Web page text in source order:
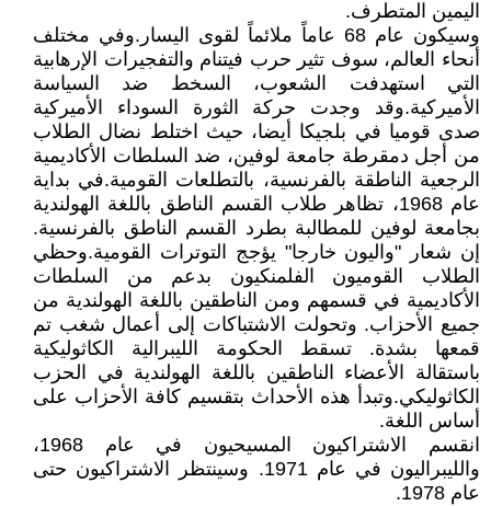
اليمين المتطرف.
وسيكون عام 68 عاماً ملائماً لقوى اليسار.وفي مختلف
أنحاء العالم، سوف تثير حرب فيتنام والتفجيرات الإرهابية
التي استهدفت الشعوب، السخط ضد السياسة
الأميركية.وقد وجدت حركة الثورة السوداء الأميركية
صدى قوميا في بلجيكا أيضا، حيث اختلط نضال الطلاب
من أجل دمقرطة جامعة لوفين، ضد السلطات الأكاديمية
الرجعية الناطقة بالفرنسية، بالتطلعات القومية.في بداية
عام 1968، تظاهر طلاب القسم الناطق باللغة الهولندية
بجامعة لوفين للمطالبة بطرد القسم الناطق بالفرنسية.
إن شعار "واليون خارجا" يؤجج التوترات القومية.وحظي
الطلاب القوميون الفلمنكيون بدعم من السلطات
الأكاديمية في قسمهم ومن الناطقين باللغة الهولندية من
جميع الأحزاب. وتحولت الاشتباكات إلى أعمال شغب تم
قمعها بشدة. تسقط الحكومة الليبرالية الكاثوليكية
باستقالة الأعضاء الناطقين باللغة الهولندية في الحزب
الكاثوليكي.وتبدأ هذه الأحداث بتقسيم كافة الأحزاب على
أساس اللغة.
انقسم الاشتراكيون المسيحيون في عام 1968،
والليبراليون في عام 1971. وسينتظر الاشتراكيون حتى
عام 1978.